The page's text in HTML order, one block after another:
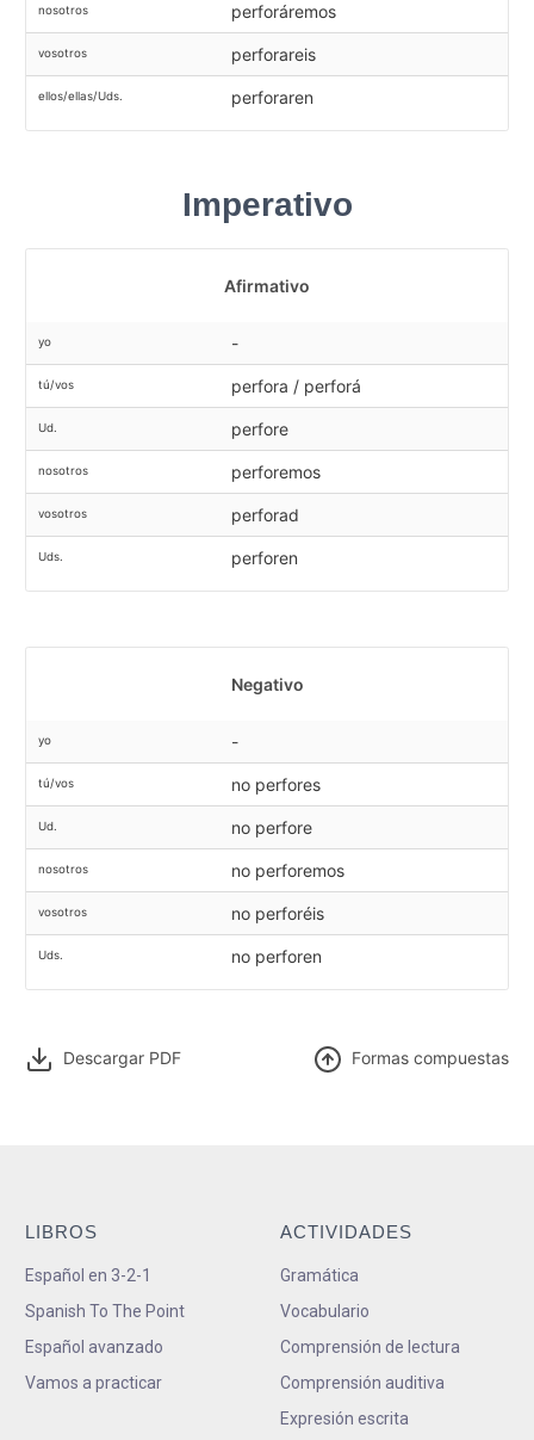
nosotros perforáremos
vosotros perforareis
ellos/ellas/Uds. perforaren
Imperativo
Afirmativo
yo -
tú/vos perfora / perforá
Ud. perfore
nosotros perforemos
vosotros perforad
Uds. perforen
Negativo
yo -
tú/vos no perfores
Ud. no perfore
nosotros no perforemos
vosotros no perforéis
Uds. no perforen
Descargar PDF Formas compuestas
LIBROS
Español en 3-2-1
Spanish To The Point
Español avanzado
Vamos a practicar
ACTIVIDADES
Gramática
Vocabulario
Comprensión de lectura
Comprensión auditiva
Expresión escrita